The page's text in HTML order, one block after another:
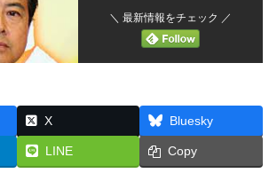
＼ 最新情報をチェック ／
X Bluesky
LINE Copy